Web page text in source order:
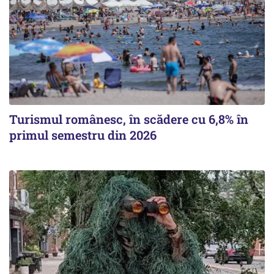
Turismul românesc, în scădere cu 6,8% în
primul semestru din 2026